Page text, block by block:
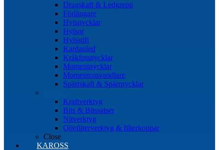
Dragskaft & Ledgrepp
Förlängare
Hylsnycklar
Hylsor
Hylsstift
Kardanled
Kråkfotsnycklar
Momentnycklar
Momentomvandlare
Spärrskaft & Spärrnycklar
Kraftverktyg
Bits & Bitssatser
Nitverktyg
Oljefilterverktyg & filterkoppar
Close
KAROSS